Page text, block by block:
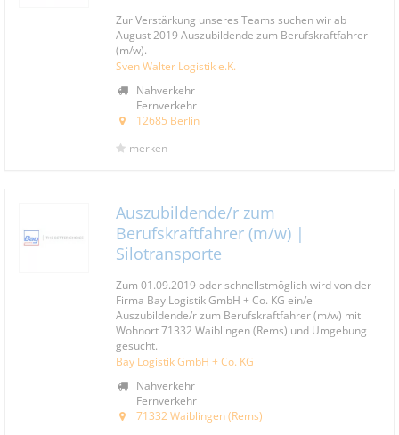
Zur Verstärkung unseres Teams suchen wir ab
August 2019 Auszubildende zum Berufskraftfahrer
(m/w).
Sven Walter Logistik e.K.
Nahverkehr
Fernverkehr
12685 Berlin
merken
Auszubildende/r zum
Berufskraftfahrer (m/w) |
Silotransporte
Zum 01.09.2019 oder schnellstmöglich wird von der
Firma Bay Logistik GmbH + Co. KG ein/e
Auszubildende/r zum Berufskraftfahrer (m/w) mit
Wohnort 71332 Waiblingen (Rems) und Umgebung
gesucht.
Bay Logistik GmbH + Co. KG
Nahverkehr
Fernverkehr
71332 Waiblingen (Rems)